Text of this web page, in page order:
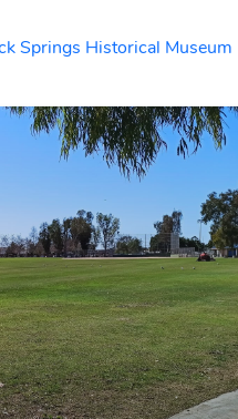
Springs Historical Museum